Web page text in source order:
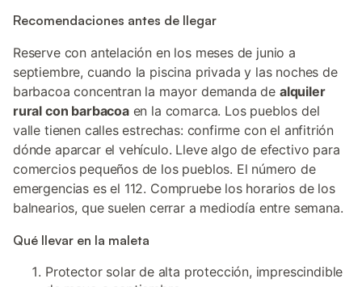
Recomendaciones antes de llegar
Reserve con antelación en los meses de junio a
septiembre, cuando la piscina privada y las noches de
barbacoa concentran la mayor demanda de alquiler
rural con barbacoaen la comarca. Los pueblos del
valle tienen calles estrechas: confirme con el anfitrión
dónde aparcar el vehículo. Lleve algo de efectivo para
comercios pequeños de los pueblos. El número de
emergencias es el 112. Compruebe los horarios de los
balnearios, que suelen cerrar a mediodía entre semana.
Qué llevar en la maleta
Protector solar de alta protección, imprescindible